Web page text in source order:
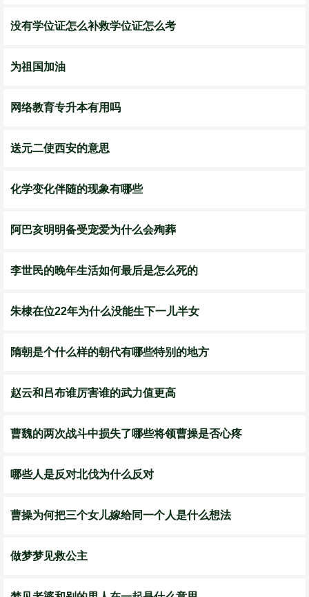
没有学位证怎么补救学位证怎么考
为祖国加油
网络教育专升本有用吗
送元二使西安的意思
化学变化伴随的现象有哪些
阿巴亥明明备受宠爱为什么会殉葬
李世民的晚年生活如何最后是怎么死的
朱棣在位22年为什么没能生下一儿半女
隋朝是个什么样的朝代有哪些特别的地方
赵云和吕布谁厉害谁的武力值更高
曹魏的两次战斗中损失了哪些将领曹操是否心疼
哪些人是反对北伐为什么反对
曹操为何把三个女儿嫁给同一个人是什么想法
做梦梦见救公主